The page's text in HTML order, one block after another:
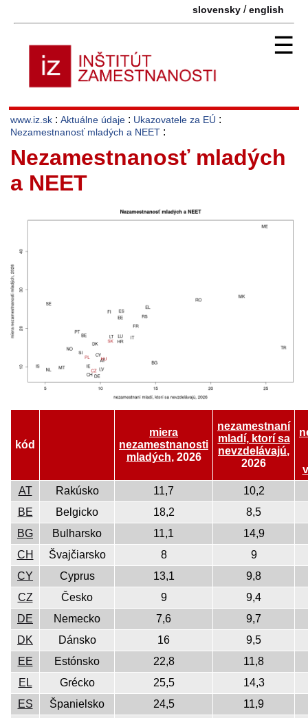
slovensky /english
☰
www.iz.sk : Aktuálne údaje : Ukazovatele za EÚ :
Nezamestnanosť mladých a NEET :
Nezamestnanosť mladých
a NEET
kód
miera
nezamestnanosti
mladých, 2026
nezamestnaní
mladí, ktorí sa
nevzdelávajú,
2026
AT
Rakúsko 11,7
10,2
BE
Belgicko 18,2
8,5
BG
Bulharsko 11,1
14,9
CH
Švajčiarsko 8
9
CY
Cyprus 13,1
9,8
CZ
Česko 9
9,4
DE
Nemecko 7,6
9,7
DK
Dánsko 16
9,5
EE
Estónsko 22,8
11,8
EL
Grécko 25,5
14,3
ES
Španielsko 24,5
11,9